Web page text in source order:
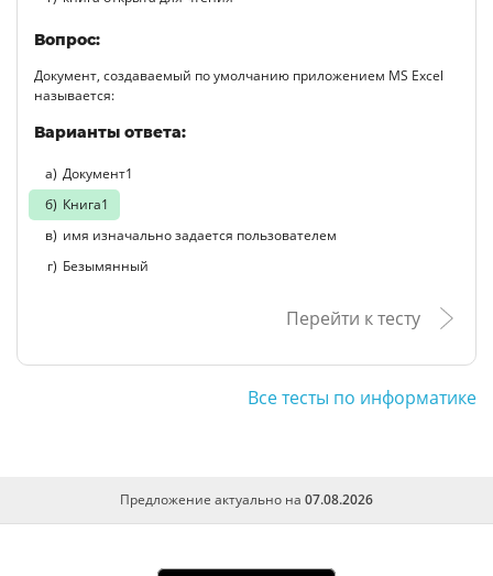
Вопрос:
Документ, создаваемый по умолчанию приложением MS Excel
называется:
Варианты ответа:
Документ1
Книга1
имя изначально задается пользователем
Безымянный
Перейти к тесту
Все тесты по информатике
Предложение актуально на 07.08.2026